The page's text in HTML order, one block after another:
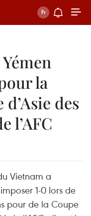
la
des
l’AFC
Vietnam a
1‑0 lors de
pour de la Coupe